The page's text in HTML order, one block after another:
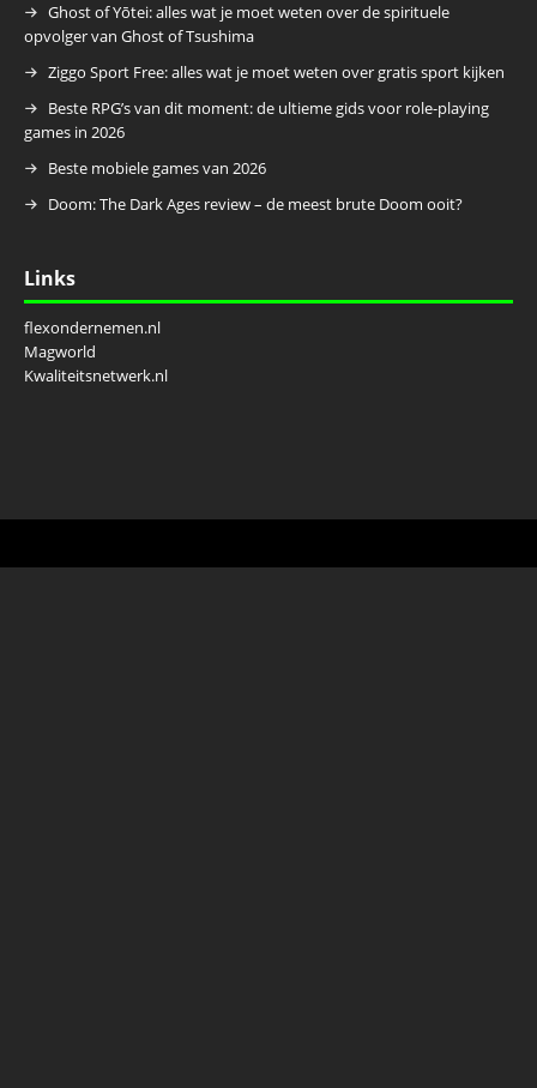
Ghost of Yōtei: alles wat je moet weten over de spirituele
opvolger van Ghost of Tsushima
Ziggo Sport Free: alles wat je moet weten over gratis sport kijken
Beste RPG’s van dit moment: de ultieme gids voor role-playing
games in 2026
Beste mobiele games van 2026
Doom: The Dark Ages review – de meest brute Doom ooit?
Links
flexondernemen.nl
Magworld
Kwaliteitsnetwerk.nl